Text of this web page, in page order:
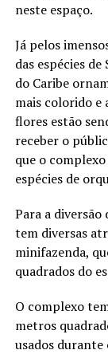
neste espaço.
Já pelos
das espécies
do Caribe
mais colorido e
flores estão
receber o
que o
espécies de
Para a diversão
tem diversas
minifazenda,
quadrados do
O complexo
metros
usados